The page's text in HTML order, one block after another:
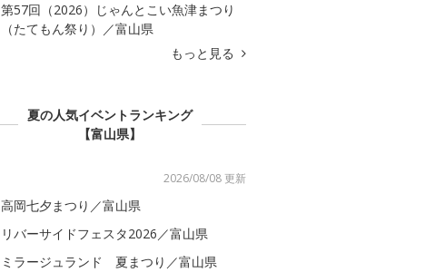
第57回（2026）じゃんとこい魚津まつり
（たてもん祭り）／富山県
もっと見る
夏の人気イベントランキング
【富山県】
2026/08/08 更新
高岡七夕まつり／富山県
リバーサイドフェスタ2026／富山県
ミラージュランド 夏まつり／富山県